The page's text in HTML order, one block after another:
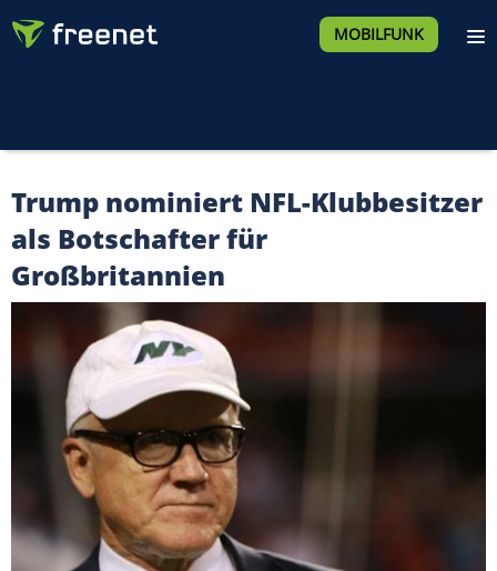
MOBILFUNK
Trump nominiert NFL-Klubbesitzer
als Botschafter für
Großbritannien